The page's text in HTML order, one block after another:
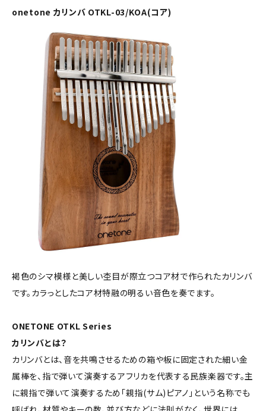
onetone カリンバ OTKL-03/KOA(コア)
褐色のシマ模様と美しい杢目が際立つコア材で作られたカリンバ
です。カラっとしたコア材特融の明るい音色を奏でます。
ONETONE OTKL Series
カリンバとは？
カリンバとは、音を共鳴させるための箱や板に固定された細い金
属棒を、指で弾いて演奏するアフリカを代表する民族楽器です。主
に親指で弾いて演奏するため「親指(サム)ピアノ」という名称でも